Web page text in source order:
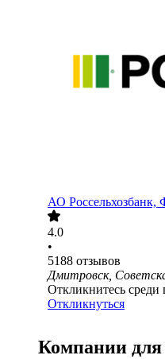
АО
4.0
•
5188 отзывов
Дмитровск,
Откликнитесь среди
Откликнуться
Компании для